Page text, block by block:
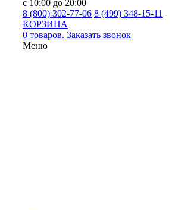
с 10:00 до 20:00
8 (800) 302-77-06 8 (499) 348-15-11
КОРЗИНА
0 товаров. Заказать звонок
Меню